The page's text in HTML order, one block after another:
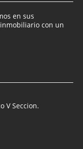
en sus
con un
V Seccion.